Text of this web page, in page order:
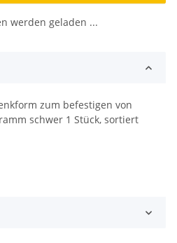
werden geladen ...
zum befestigen von
schwer 1 Stück, sortiert